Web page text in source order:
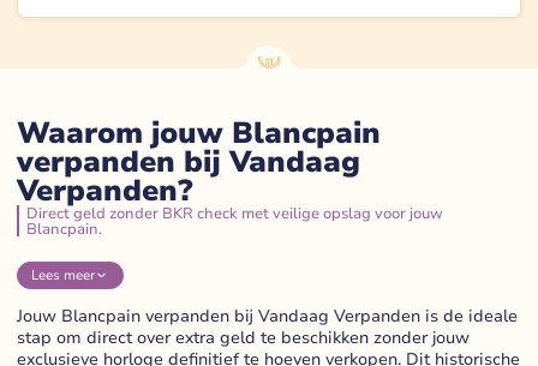
Waarom jouw Blancpain
verpanden bij Vandaag
Verpanden?
Direct geld zonder BKR check met veilige opslag voor jouw
Blancpain.
Lees meer
Jouw Blancpain verpanden bij Vandaag Verpanden is de ideale
stap om direct over extra geld te beschikken zonder jouw
exclusieve horloge definitief te hoeven verkopen. Dit historische